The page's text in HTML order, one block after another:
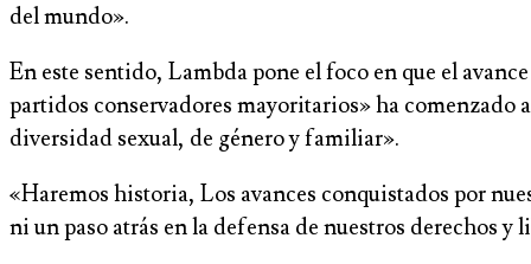
del mundo».
En este sentido, Lambda pone el foco en que el
partidos conservadores mayoritarios» ha comenzado
diversidad sexual, de género y familiar».
«Haremos historia, Los avances conquistados por
ni un paso atrás en la defensa de nuestros derechos y